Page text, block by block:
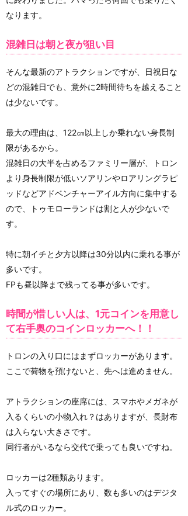
なります。
混雑日は朝と夜が狙い目
そんな最新のアトラクションですが、日祝日な
どの混雑日でも、意外に2時間待ちを越えること
は少ないです。
最大の理由は、122㎝以上しか乗れない身長制
限があるから。
混雑日の大半を占めるファミリー層が、トロン
より身長制限が低いソアリンやロアリングラピ
ッドなどアドベンチャーアイル方向に集中する
ので、トゥモローランドは割と人が少ないで
す。
特に朝イチと夕方以降は30分以内に乗れる事が
多いです。
FPも昼以降まで残ってる事が多いです。
時間が惜しい人は、1元コインを用意し
て右手奥のコインロッカーへ！！
トロンの入り口にはまずロッカーがあります。
ここで荷物を預けないと、先へは進めません。
アトラクションの座席には、スマホやメガネが
入るくらいの小物入れ？はありますが、長財布
は入らない大きさです。
同行者がいるなら交代で乗っても良いですね。
ロッカーは2種類あります。
入ってすぐの場所にあり、数も多いのはデジタ
ル式のロッカー。